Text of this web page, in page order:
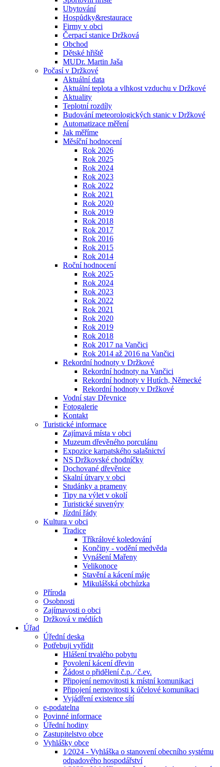
Ubytování
Hospůdky&restaurace
Firmy v obci
Čerpací stanice Držková
Obchod
Dětské hřiště
MUDr. Martin Jaša
Počasí v Držkové
Aktuální data
Aktuální teplota a vlhkost vzduchu v Držkové
Aktuality
Teplotní rozdíly
Budování meteorologických stanic v Držkové
Automatizace měření
Jak měříme
Měsíční hodnocení
Rok 2026
Rok 2025
Rok 2024
Rok 2023
Rok 2022
Rok 2021
Rok 2020
Rok 2019
Rok 2018
Rok 2017
Rok 2016
Rok 2015
Rok 2014
Roční hodnocení
Rok 2025
Rok 2024
Rok 2023
Rok 2022
Rok 2021
Rok 2020
Rok 2019
Rok 2018
Rok 2017 na Vančici
Rok 2014 až 2016 na Vančici
Rekordní hodnoty v Držkové
Rekordní hodnoty na Vančici
Rekordní hodnoty v Hutích, Německé
Rekordní hodnoty v Držkové
Vodní stav Dřevnice
Fotogalerie
Kontakt
Turistické informace
Zajímavá místa v obci
Muzeum dřevěného porculánu
Expozice karpatského salašnictví
NS Držkovské chodníčky
Dochované dřevěnice
Skalní útvary v obci
Studánky a prameny
Tipy na výlet v okolí
Turistické suvenýry
Jízdní řády
Kultura v obci
Tradice
Tříkrálové koledování
Končiny - vodění medvěda
Vynášení Mařeny
Velikonoce
Stavění a kácení máje
Mikulášská obchůzka
Příroda
Osobnosti
Zajímavosti o obci
Držková v médiích
Úřad
Úřední deska
Potřebuji vyřídit
Hlášení trvalého pobytu
Povolení kácení dřevin
Žádost o přidělení č.p. ⁄ č.ev.
Připojení nemovitosti k místní komunikaci
Připojení nemovitosti k účelové komunikaci
Vyjádření existence sítí
e-podatelna
Povinné informace
Úřední hodiny
Zastupitelstvo obce
Vyhlášky obce
1⁄2024 - Vyhláška o stanovení obecního systému
odpadového hospodářství